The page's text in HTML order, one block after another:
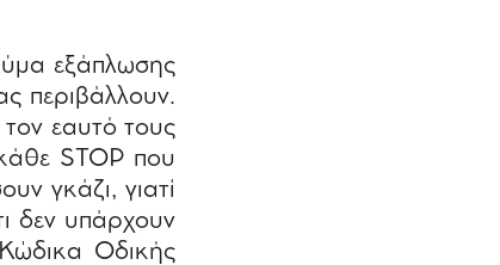
εξάπλωσης
περιβάλλουν.
τον εαυτό τους
STOΡ που
γκάζι, γιατί
δεν υπάρχουν
Κώδικα Οδικής